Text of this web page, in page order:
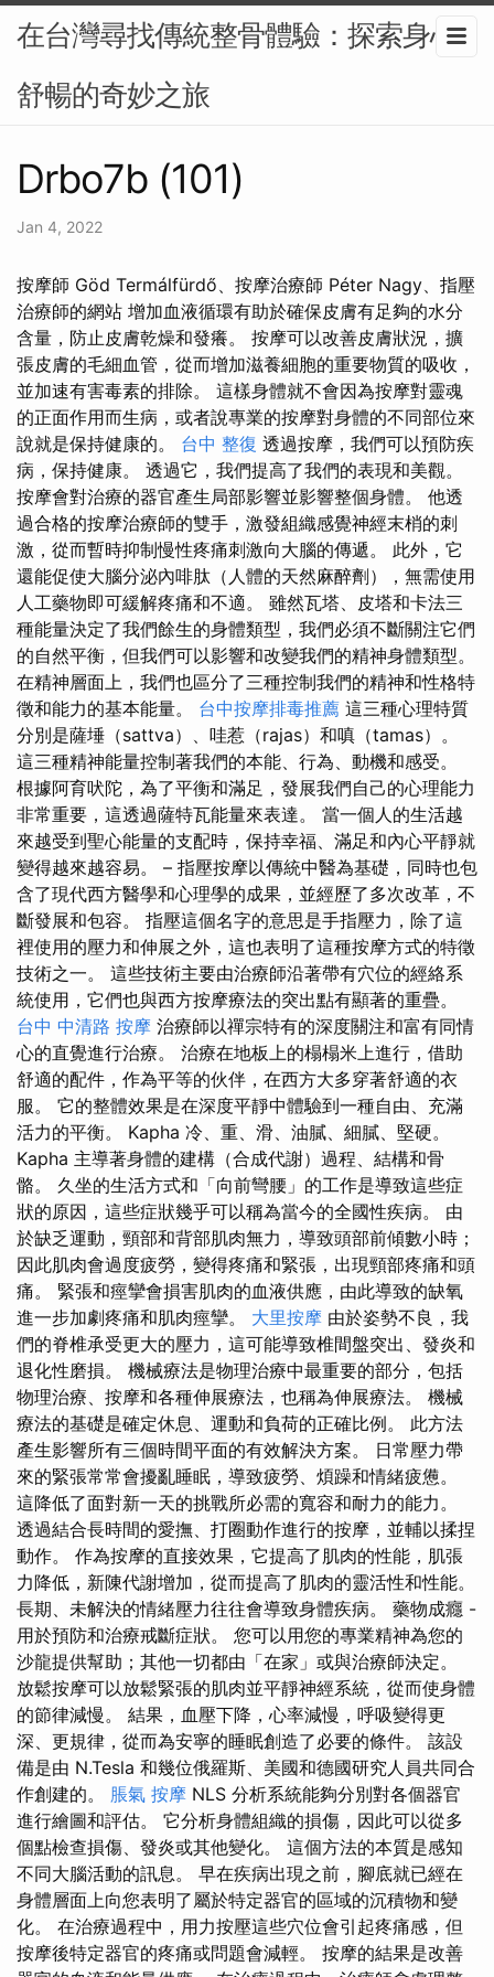
在台灣尋找傳統整骨體驗：探索身心
舒暢的奇妙之旅
Drbo7b (101)
Jan 4, 2022
按摩師 Göd Termálfürdő、按摩治療師 Péter Nagy、指壓
治療師的網站 增加血液循環有助於確保皮膚有足夠的水分
含量，防止皮膚乾燥和發癢。 按摩可以改善皮膚狀況，擴
張皮膚的毛細血管，從而增加滋養細胞的重要物質的吸收，
並加速有害毒素的排除。 這樣身體就不會因為按摩對靈魂
的正面作用而生病，或者說專業的按摩對身體的不同部位來
說就是保持健康的。 台中 整復 透過按摩，我們可以預防疾
病，保持健康。 透過它，我們提高了我們的表現和美觀。
按摩會對治療的器官產生局部影響並影響整個身體。 他透
過合格的按摩治療師的雙手，激發組織感覺神經末梢的刺
激，從而暫時抑制慢性疼痛刺激向大腦的傳遞。 此外，它
還能促使大腦分泌內啡肽（人體的天然麻醉劑），無需使用
人工藥物即可緩解疼痛和不適。 雖然瓦塔、皮塔和卡法三
種能量決定了我們餘生的身體類型，我們必須不斷關注它們
的自然平衡，但我們可以影響和改變我們的精神身體類型。
在精神層面上，我們也區分了三種控制我們的精神和性格特
徵和能力的基本能量。 台中按摩排毒推薦 這三種心理特質
分別是薩埵（sattva）、哇惹（rajas）和嗔（tamas）。
這三種精神能量控制著我們的本能、行為、動機和感受。
根據阿育吠陀，為了平衡和滿足，發展我們自己的心理能力
非常重要，這透過薩特瓦能量來表達。 當一個人的生活越
來越受到聖心能量的支配時，保持幸福、滿足和內心平靜就
變得越來越容易。 – 指壓按摩以傳統中醫為基礎，同時也包
含了現代西方醫學和心理學的成果，並經歷了多次改革，不
斷發展和包容。 指壓這個名字的意思是手指壓力，除了這
裡使用的壓力和伸展之外，這也表明了這種按摩方式的特徵
技術之一。 這些技術主要由治療師沿著帶有穴位的經絡系
統使用，它們也與西方按摩療法的突出點有顯著的重疊。
台中 中清路 按摩 治療師以禪宗特有的深度關注和富有同情
心的直覺進行治療。 治療在地板上的榻榻米上進行，借助
舒適的配件，作為平等的伙伴，在西方大多穿著舒適的衣
服。 它的整體效果是在深度平靜中體驗到一種自由、充滿
活力的平衡。 Kapha 冷、重、滑、油膩、細膩、堅硬。
Kapha 主導著身體的建構（合成代謝）過程、結構和骨
骼。 久坐的生活方式和「向前彎腰」的工作是導致這些症
狀的原因，這些症狀幾乎可以稱為當今的全國性疾病。 由
於缺乏運動，頸部和背部肌肉無力，導致頭部前傾數小時；
因此肌肉會過度疲勞，變得疼痛和緊張，出現頸部疼痛和頭
痛。 緊張和痙攣會損害肌肉的血液供應，由此導致的缺氧
進一步加劇疼痛和肌肉痙攣。 大里按摩 由於姿勢不良，我
們的脊椎承受更大的壓力，這可能導致椎間盤突出、發炎和
退化性磨損。 機械療法是物理治療中最重要的部分，包括
物理治療、按摩和各種伸展療法，也稱為伸展療法。 機械
療法的基礎是確定休息、運動和負荷的正確比例。 此方法
產生影響所有三個時間平面的有效解決方案。 日常壓力帶
來的緊張常常會擾亂睡眠，導致疲勞、煩躁和情緒疲憊。
這降低了面對新一天的挑戰所必需的寬容和耐力的能力。
透過結合長時間的愛撫、打圈動作進行的按摩，並輔以揉捏
動作。 作為按摩的直接效果，它提高了肌肉的性能，肌張
力降低，新陳代謝增加，從而提高了肌肉的靈活性和性能。
長期、未解決的情緒壓力往往會導致身體疾病。 藥物成癮 -
用於預防和治療戒斷症狀。 您可以用您的專業精神為您的
沙龍提供幫助；其他一切都由「在家」或與治療師決定。
放鬆按摩可以放鬆緊張的肌肉並平靜神經系統，從而使身體
的節律減慢。 結果，血壓下降，心率減慢，呼吸變得更
深、更規律，從而為安寧的睡眠創造了必要的條件。 該設
備是由 N.Tesla 和幾位俄羅斯、美國和德國研究人員共同合
作創建的。 脹氣 按摩 NLS 分析系統能夠分別對各個器官
進行繪圖和評估。 它分析身體組織的損傷，因此可以從多
個點檢查損傷、發炎或其他變化。 這個方法的本質是感知
不同大腦活動的訊息。 早在疾病出現之前，腳底就已經在
身體層面上向您表明了屬於特定器官的區域的沉積物和變
化。 在治療過程中，用力按壓這些穴位會引起疼痛感，但
按摩後特定器官的疼痛或問題會減輕。 按摩的結果是改善